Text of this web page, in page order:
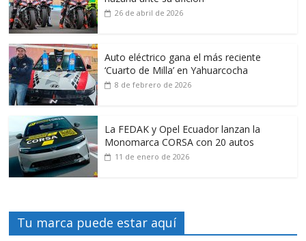
26 de abril de 2026
Auto eléctrico gana el más reciente
‘Cuarto de Milla’ en Yahuarcocha
8 de febrero de 2026
La FEDAK y Opel Ecuador lanzan la
Monomarca CORSA con 20 autos
11 de enero de 2026
Tu marca puede estar aquí